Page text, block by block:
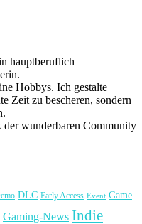
hauptberuflich
Hobbys. Ich gestalte
Zeit zu bescheren, sondern
der wunderbaren Community
DLC Early Access Event Game
Gaming-News Indie